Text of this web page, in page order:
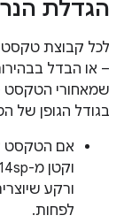
הגדלת
לכל קבוצת טקסט
– או הבדל
שמאחורי הטקסט
בגודל הגופן
ורקע
לפחות.